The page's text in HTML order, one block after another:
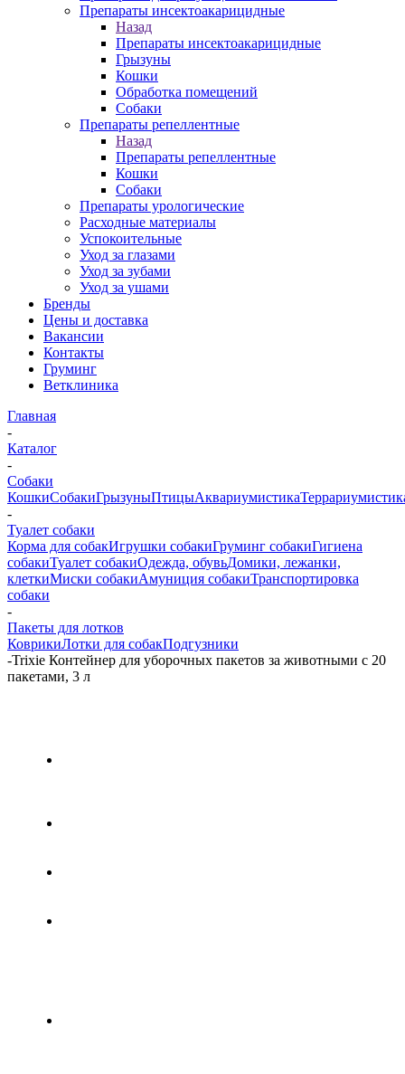
Препараты инсектоакарицидные
Назад
Препараты инсектоакарицидные
Грызуны
Кошки
Обработка помещений
Собаки
Препараты репеллентные
Назад
Препараты репеллентные
Кошки
Собаки
Препараты урологические
Расходные материалы
Успокоительные
Уход за глазами
Уход за зубами
Уход за ушами
Бренды
Цены и доставка
Вакансии
Контакты
Груминг
Ветклиника
Главная
-
Каталог
-
Собаки
КошкиСобакиГрызуныПтицыАквариумистика
-
Туалет собаки
Корма для собакИгрушки собакиГруминг собакиГигиена
собакиТуалет собакиОдежда, обувьДомики, лежанки,
клеткиМиски собакиАмуниция собакиТранспортировка
собаки
-
Пакеты для лотков
КоврикиЛотки для собакПодгузники
-Trixie Контейнер для уборочных пакетов за животными с 20
пакетами, 3 л